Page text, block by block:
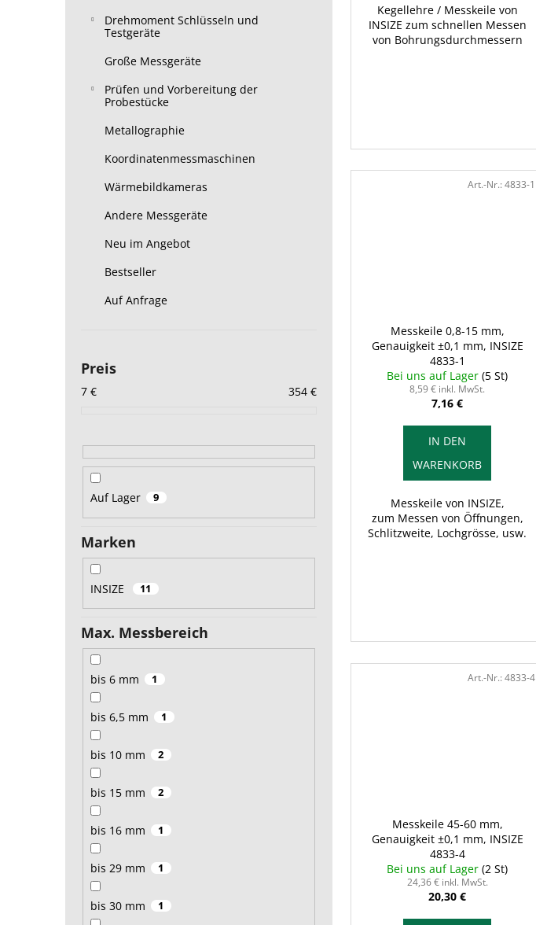
Drehmoment Schlüsseln und
Testgeräte
Große Messgeräte
Prüfen und Vorbereitung der
Probestücke
Metallographie
Koordinatenmessmaschinen
Wärmebildkameras
Andere Messgeräte
Neu im Angebot
Bestseller
Auf Anfrage
Preis
7 € 354 €
Auf Lager 9
Marken
INSIZE 11
Max. Messbereich
bis 6 mm 1
bis 6,5 mm 1
bis 10 mm 2
bis 15 mm 2
bis 16 mm 1
bis 29 mm 1
bis 30 mm 1
Kegellehre / Messkeile von
INSIZE zum schnellen Messen
von Bohrungsdurchmessern
Messkeile 0,8-15 mm,
Genauigkeit ±0,1 mm, INSIZE
4833-1
Bei uns auf Lager(5 St)
8,59 € inkl. MwSt.
7,16 €
IN DEN
WARENKORB
Messkeile von INSIZE,
zum Messen von Öffnungen,
Schlitzweite, Lochgrösse, usw.
Art.-Nr.:4833-1
Messkeile 45-60 mm,
Genauigkeit ±0,1 mm, INSIZE
4833-4
Bei uns auf Lager(2 St)
24,36 € inkl. MwSt.
20,30 €
Art.-Nr.:4833-4